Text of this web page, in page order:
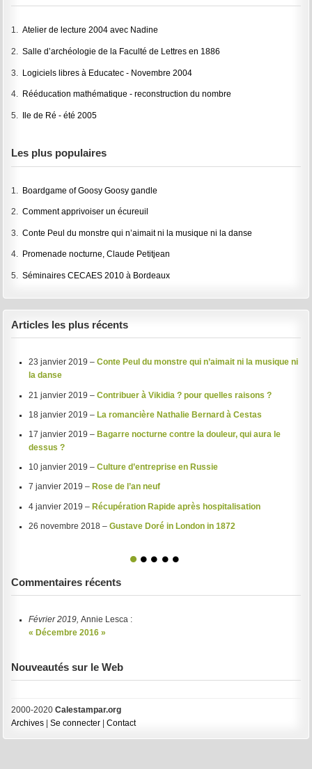
1.Atelier de lecture 2004 avec Nadine
2.Salle d’archéologie de la Faculté de Lettres en 1886
3. Logiciels libres à Educatec - Novembre 2004
4. Rééducation mathématique - reconstruction du nombre
5. Ile de Ré - été 2005
Les plus populaires
1. Boardgame of Goosy Goosy gandle
2.Comment apprivoiser un écureuil
3.Conte Peul du monstre qui n’aimait ni la musique ni la danse
4. Promenade nocturne, Claude Petitjean
5.Séminaires CECAES 2010 à Bordeaux
Articles les plus récents
23 janvier 2019 – Conte Peul du monstre qui n’aimait ni la musique ni
la danse
21 janvier 2019 – Contribuer à Vikidia ? pour quelles raisons ?
18 janvier 2019 – La romancière Nathalie Bernard à Cestas
17 janvier 2019 – Bagarre nocturne contre la douleur, qui aura le
dessus ?
10 janvier 2019 – Culture d’entreprise en Russie
7 janvier 2019 – Rose de l’an neuf
4 janvier 2019 – Récupération Rapide après hospitalisation
26 novembre 2018 – Gustave Doré in London in 1872
1 2 3 4 5
Commentaires récents
Février 2019, Annie Lesca :
« Décembre 2016 »
Nouveautés sur le Web
2000-2020Calestampar.org
Archives |Se connecter |Contact